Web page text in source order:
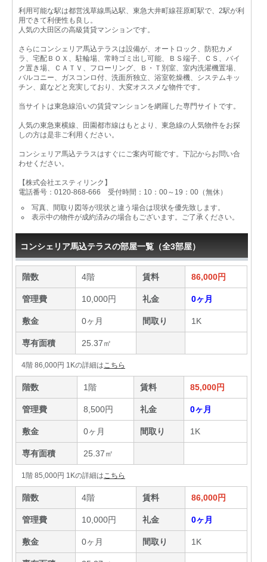
利用可能な駅は都営浅草線馬込駅、東急大井町線荏原町駅で、2駅が利
用できて利便性も良し。
人気の大田区の高級賃貸マンションです。
さらにコンシェリア馬込テラスは設備が、オートロック、防犯カメ
ラ、宅配ＢＯＸ、駐輪場、常時ゴミ出し可能、ＢＳ端子、ＣＳ、バイ
ク置き場、ＣＡＴＶ、フローリング、Ｂ・Ｔ別室、室内洗濯機置場、
バルコニー、ガスコンロ付、洗面所独立、浴室乾燥機、システムキッ
チン、庭などと充実しており、大変オススメな物件です。
当サイトは東急線沿いの賃貸マンションを網羅した専門サイトです。
人気の東急東横線、田園都市線はもとより、東急線の人気物件をお探
しの方は是非ご利用ください。
コンシェリア馬込テラスはすぐにご案内可能です。下記からお問い合
わせください。
【株式会社エスティリンク】
電話番号：0120-868-666 受付時間：10：00～19：00（無休）
写真、間取り図等が現状と違う場合は現状を優先致します。
表示中の物件が成約済みの場合もございます。ご了承ください。
コンシェリア馬込テラスの部屋一覧（全3部屋）
階数 4階 賃料 86,000円
管理費 10,000円 礼金 0ヶ月
敷金 0ヶ月 間取り 1K
専有面積 25.37㎡
4階 86,000円 1Kの詳細は こちら
階数 1階 賃料 85,000円
管理費 8,500円 礼金 0ヶ月
敷金 0ヶ月 間取り 1K
専有面積 25.37㎡
1階 85,000円 1Kの詳細は こちら
階数 4階 賃料 86,000円
管理費 10,000円 礼金 0ヶ月
敷金 0ヶ月 間取り 1K